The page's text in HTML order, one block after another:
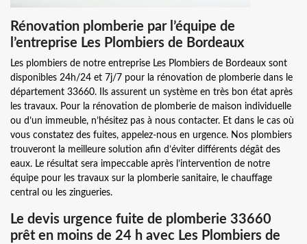
Rénovation plomberie par l’équipe de
l’entreprise Les Plombiers de Bordeaux
Les plombiers de notre entreprise Les Plombiers de Bordeaux sont
disponibles 24h/24 et 7j/7 pour la rénovation de plomberie dans le
département 33660. Ils assurent un système en très bon état après
les travaux. Pour la rénovation de plomberie de maison individuelle
ou d’un immeuble, n’hésitez pas à nous contacter. Et dans le cas où
vous constatez des fuites, appelez-nous en urgence. Nos plombiers
trouveront la meilleure solution afin d’éviter différents dégât des
eaux. Le résultat sera impeccable après l’intervention de notre
équipe pour les travaux sur la plomberie sanitaire, le chauffage
central ou les zingueries.
Le devis urgence fuite de plomberie 33660
prêt en moins de 24 h avec Les Plombiers de